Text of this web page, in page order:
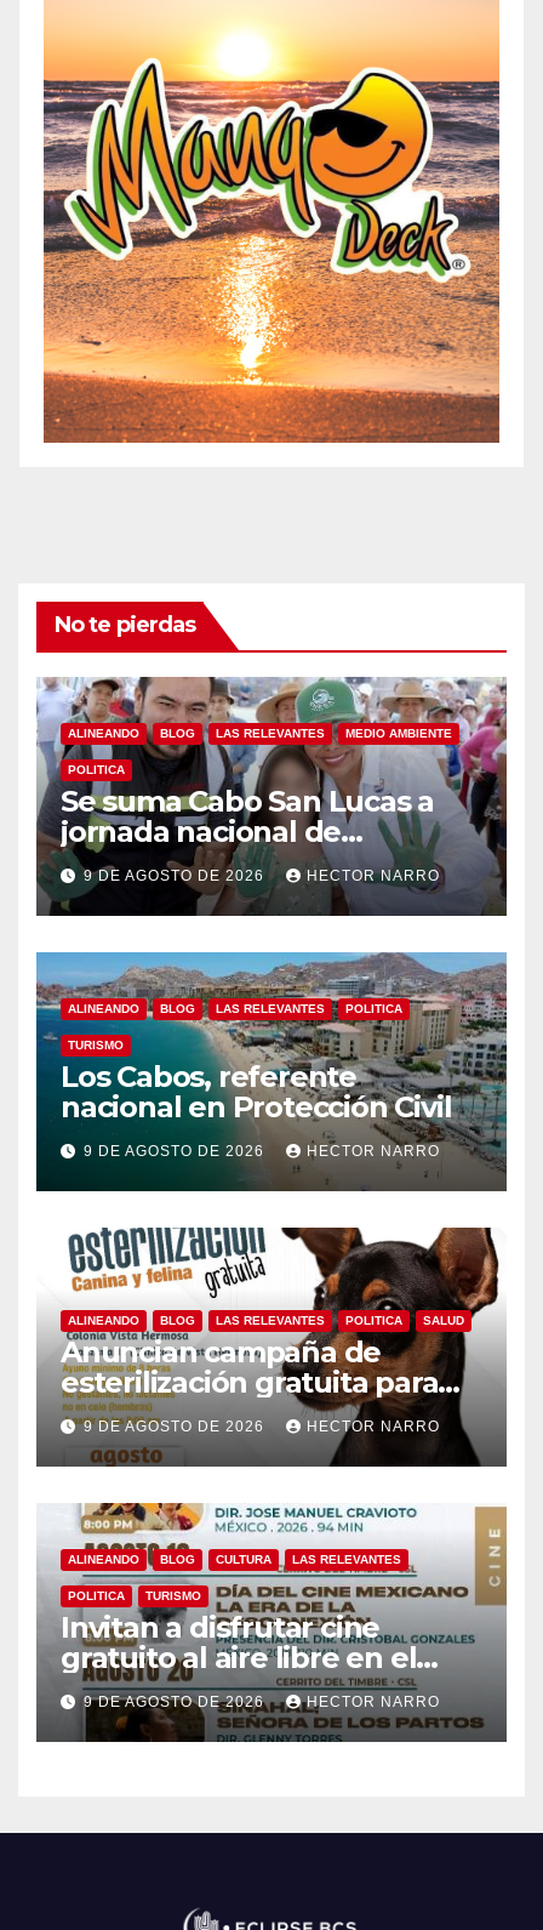
No te pierdas
ALINEANDO BLOG LAS RELEVANTES MEDIO AMBIENTE
POLITICA
Se suma Cabo San Lucas a
jornada nacional de
reforestación
9 DE AGOSTO DE 2026 HECTOR NARRO
ALINEANDO BLOG LAS RELEVANTES POLITICA
TURISMO
Los Cabos, referente
nacional en Protección Civil
9 DE AGOSTO DE 2026 HECTOR NARRO
ALINEANDO BLOG LAS RELEVANTES POLITICA SALUD
Anuncian campaña de
esterilización gratuita para
perros y gatos en San José
del Cabo
9 DE AGOSTO DE 2026 HECTOR NARRO
ALINEANDO BLOG CULTURA LAS RELEVANTES
POLITICA TURISMO
Invitan a disfrutar cine
gratuito al aire libre en el
Cerrito del Timbre de Cabo
San Lucas
9 DE AGOSTO DE 2026 HECTOR NARRO